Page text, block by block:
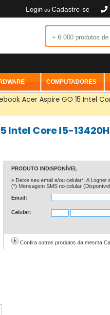
Login ou Cadastre-se
COMPUTADORES
Acer Aspire GO 15 Intel
Core I5-
PRODUTO INDISPONÍVEL
» Deixe seu email e/ou celular*. A
(*) Mensagem SMS no celular
Email:
Celular:
Confira outros produtos da mesma